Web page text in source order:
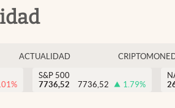
ACTUALIDAD
%
S&P 500
7736,52
7736,52 1.79%